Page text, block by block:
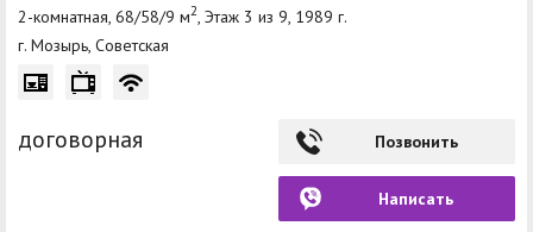
2-комнатная, 68/58/9 м2, Этаж 3 из 9, 1989 г.
г. Мозырь, Советская
договорная Позвонить
Написать